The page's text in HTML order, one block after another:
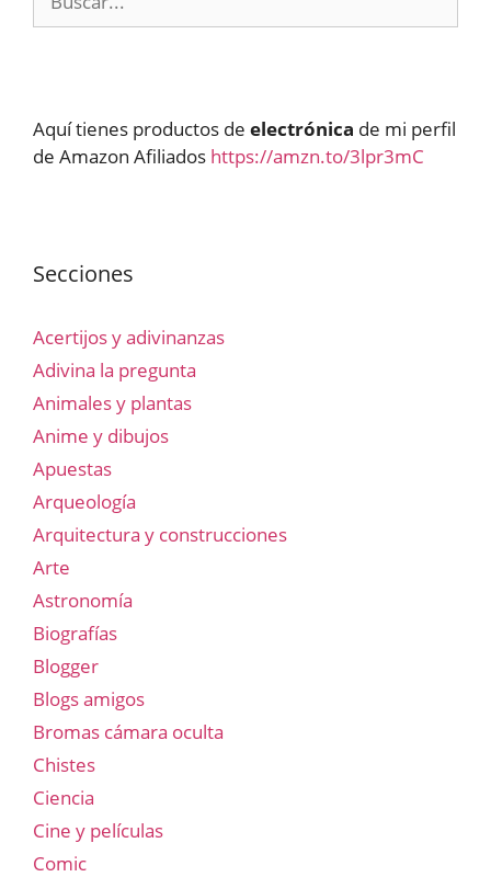
Aquí tienes productos de electrónica de mi perfil
de Amazon Afiliados https://amzn.to/3lpr3mC
Secciones
Acertijos y adivinanzas
Adivina la pregunta
Animales y plantas
Anime y dibujos
Apuestas
Arqueología
Arquitectura y construcciones
Arte
Astronomía
Biografías
Blogger
Blogs amigos
Bromas cámara oculta
Chistes
Ciencia
Cine y películas
Comic